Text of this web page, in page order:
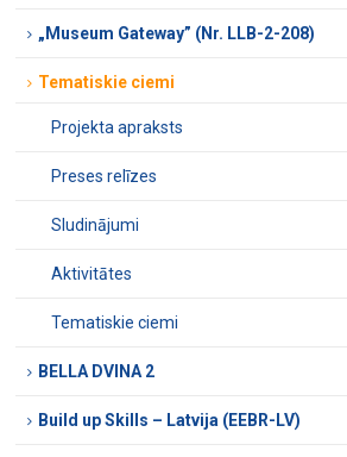
„Museum Gateway” (Nr. LLB-2-208)
Tematiskie ciemi
Projekta apraksts
Preses relīzes
Sludinājumi
Aktivitātes
Tematiskie ciemi
BELLA DVINA 2
Build up Skills – Latvija (EEBR-LV)